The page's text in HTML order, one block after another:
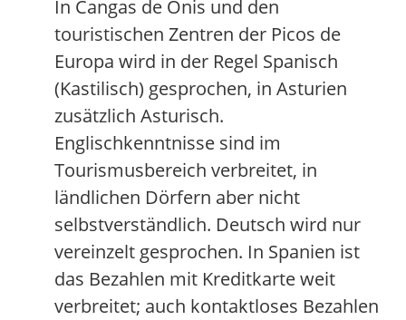
In Cangas de Onis und den
touristischen Zentren der Picos de
Europa wird in der Regel Spanisch
(Kastilisch) gesprochen, in Asturien
zusätzlich Asturisch.
Englischkenntnisse sind im
Tourismusbereich verbreitet, in
ländlichen Dörfern aber nicht
selbstverständlich. Deutsch wird nur
vereinzelt gesprochen. In Spanien ist
das Bezahlen mit Kreditkarte weit
verbreitet; auch kontaktloses Bezahlen